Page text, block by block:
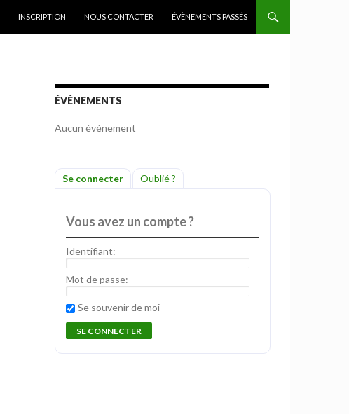
INSCRIPTION NOUS CONTACTER ÉVÈNEMENTS PASSÉS
ÉVÉNEMENTS
Aucun événement
Se connecter Oublié ?
Vous avez un compte ?
Identifiant:
Mot de passe:
Se souvenir de moi